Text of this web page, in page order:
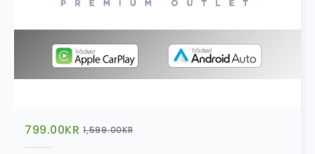
799.00KR 1,599.00KR